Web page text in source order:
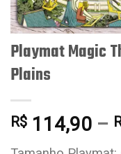
Playmat Magic
Plains
R$ 114,90 –